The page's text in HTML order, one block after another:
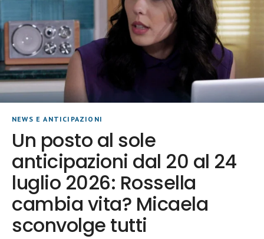
NEWS E ANTICIPAZIONI
Un posto al sole
anticipazioni dal 20 al 24
luglio 2026: Rossella
cambia vita? Micaela
sconvolge tutti